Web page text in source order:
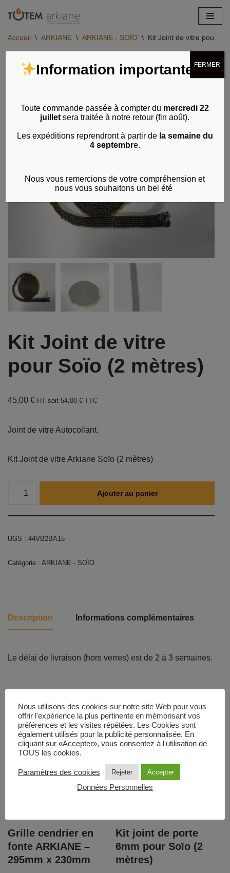
au
Accueil \ ARKIANE \ ARKIANE - SOÏO \ Kit Joint de vitre pour
Kit Joint de vitre
pour Soïo (2 mètres)
45,00 € HT soit 54,00 € TTC
Joint de vitre Autocollant.
Kit Joint de vitre Arkiane Soïo (2 mètres)
Ajouter au panier
UGS : 44VB2BA15
Catégorie : ARKIANE - SOÏO
Description Informations complémentaires
Le délai de livraison (hors verres) est de 2 à 3 semaines.
Produits similaires
Grille cendrier en
fonte ARKIANE –
295mm x 230mm
Kit joint de porte
6mm pour Soïo (2
mètres)
Nous utilisons des cookies sur notre site Web pour vous
offrir l'expérience la plus pertinente en mémorisant vos
préférences et les visites répétées. Les Cookies sont
également utilisés pour la publicité personnalisée. En
cliquant sur «Accepter», vous consentez à l'utilisation de
TOUS les cookies.
Paramètres des cookies Rejeter Accepter
Données Personnelles
Information importante
Toute commande passée à compter du mercredi 22
juillet sera traitée à notre retour (fin août).
Les expéditions reprendront à partir de la semaine du
4 septembre.
Nous vous remercions de votre compréhension et
nous vous souhaitons un bel été
FERMER